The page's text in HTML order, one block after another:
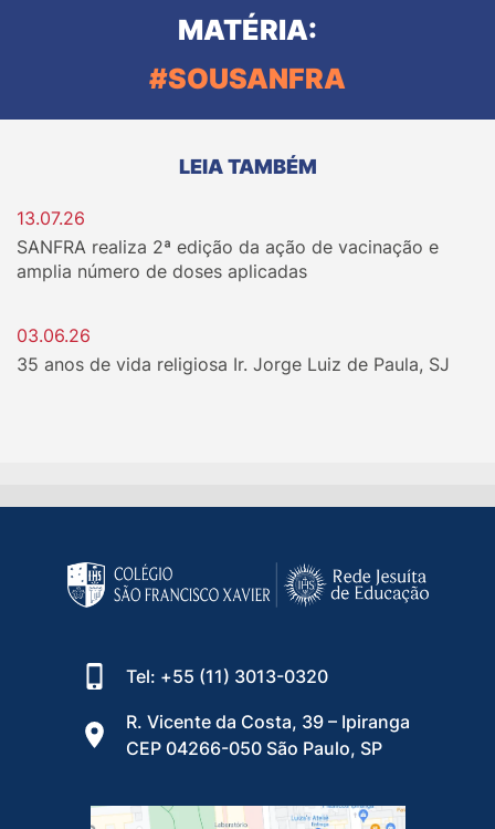
MATÉRIA:
#SOUSANFRA
LEIA TAMBÉM
13.07.26
SANFRA realiza 2ª edição da ação de vacinação e
amplia número de doses aplicadas
03.06.26
35 anos de vida religiosa Ir. Jorge Luiz de Paula, SJ
Tel: +55 (11) 3013-0320
R. Vicente da Costa, 39 – Ipiranga
CEP 04266-050 São Paulo, SP